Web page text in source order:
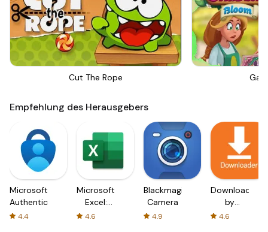
Cut The Rope
Empfehlung des Herausgebers
Microsoft
Authenticator
4.4
Microsoft
Excel:
Spreadsheets
4.6
Blackmagic
Camera
4.9
Downloader
by
AFTVnews
4.6